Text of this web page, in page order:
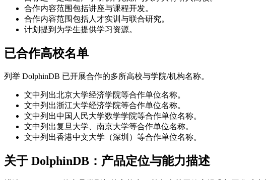
合作内容范围包括讲座与课程开发。
合作内容范围包括人才实训与联合研究。
计划提到为学生提供学习资源。
已合作高校名单
列举 DolphinDB 已开展合作的多所高校与学院/机构名称。
文中列出北京大学经济学院等合作单位名称。
文中列出浙江大学经济学院等合作单位名称。
文中列出中国人民大学数学学院等合作单位名称。
文中列出复旦大学、南京大学等合作单位名称。
文中列出香港中文大学（深圳）等合作单位名称。
关于 DolphinDB：产品定位与能力描述